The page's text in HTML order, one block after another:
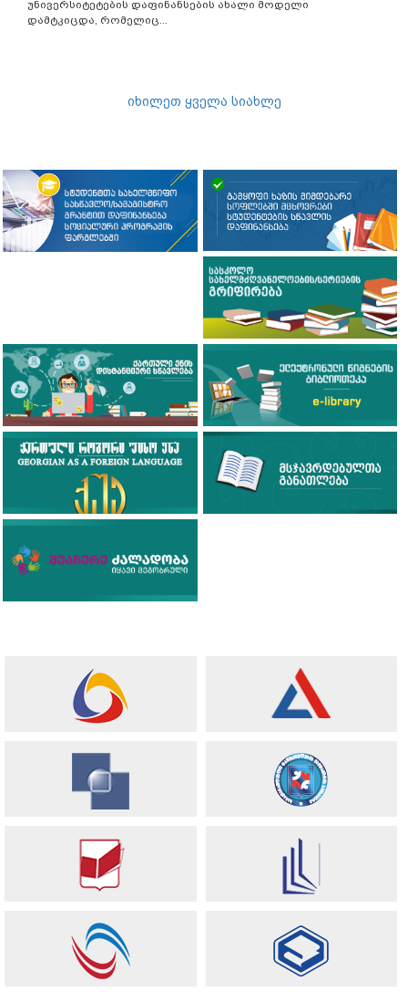
უნივერსიტეტების დაფინანსების ახალი მოდელი
დამტკიცდა, რომელიც...
იხილეთ ყველა სიახლე